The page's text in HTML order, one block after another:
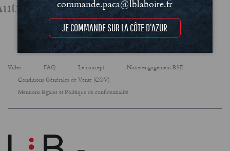
actualités
Villes FAQ Le concept
Notre engagement RSE
Conditions Générales de Vente (CGV)
Mentions légales et Politique de confidentialité
commande.paca@lblaboite.fr
JE COMMANDE SUR LA CÔTE D'AZUR